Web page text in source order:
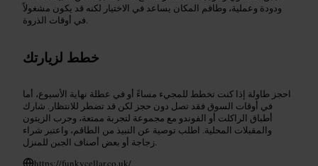
ودودة وعملية، وطاقم المكان يساعد في الاختيار لكنه قد يكون مشغولاً
في أوقات الذروة.
خطط لزيارتك
احجز طاولة إذا كنت تخطط للمجيء مساءً أو في عطلة نهاية الأسبوع، أما
في أوقات السوق فقد تصل دون حجز لكن قد تضطر للانتظار. شارك
أطباق الراكلت أو الفوندو مع مجموعة لتجربة ممتعة، وجرب الزيتون
والمقبلات المحلية. اطلب توصية عن النبيذ من الطاقم، واعتبر شراء
زجاجة أو بعض أصناف الجبن للمنزل.
https://funkycellar.co.uk/